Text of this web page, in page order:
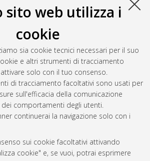
sito web utilizza i
cookie
sia cookie tecnici necessari per il suo
e altri strumenti di tracciamento
solo con il tuo consenso.
di tracciamento facoltativi sono usati per
sull'efficacia della comunicazione
comportamenti degli utenti.
continuerai la navigazione solo con i
sui cookie facoltativi attivando
cookie" e, se vuoi, potrai esprimere
del documento: